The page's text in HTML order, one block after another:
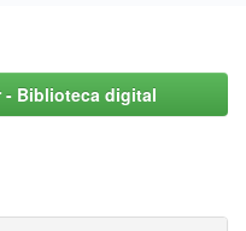
- Biblioteca digital